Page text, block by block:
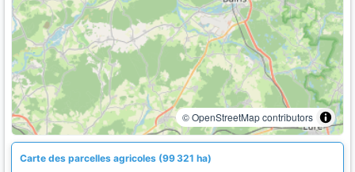
© OpenStreetMap contributors
Carte des parcelles agricoles (99 321 ha)